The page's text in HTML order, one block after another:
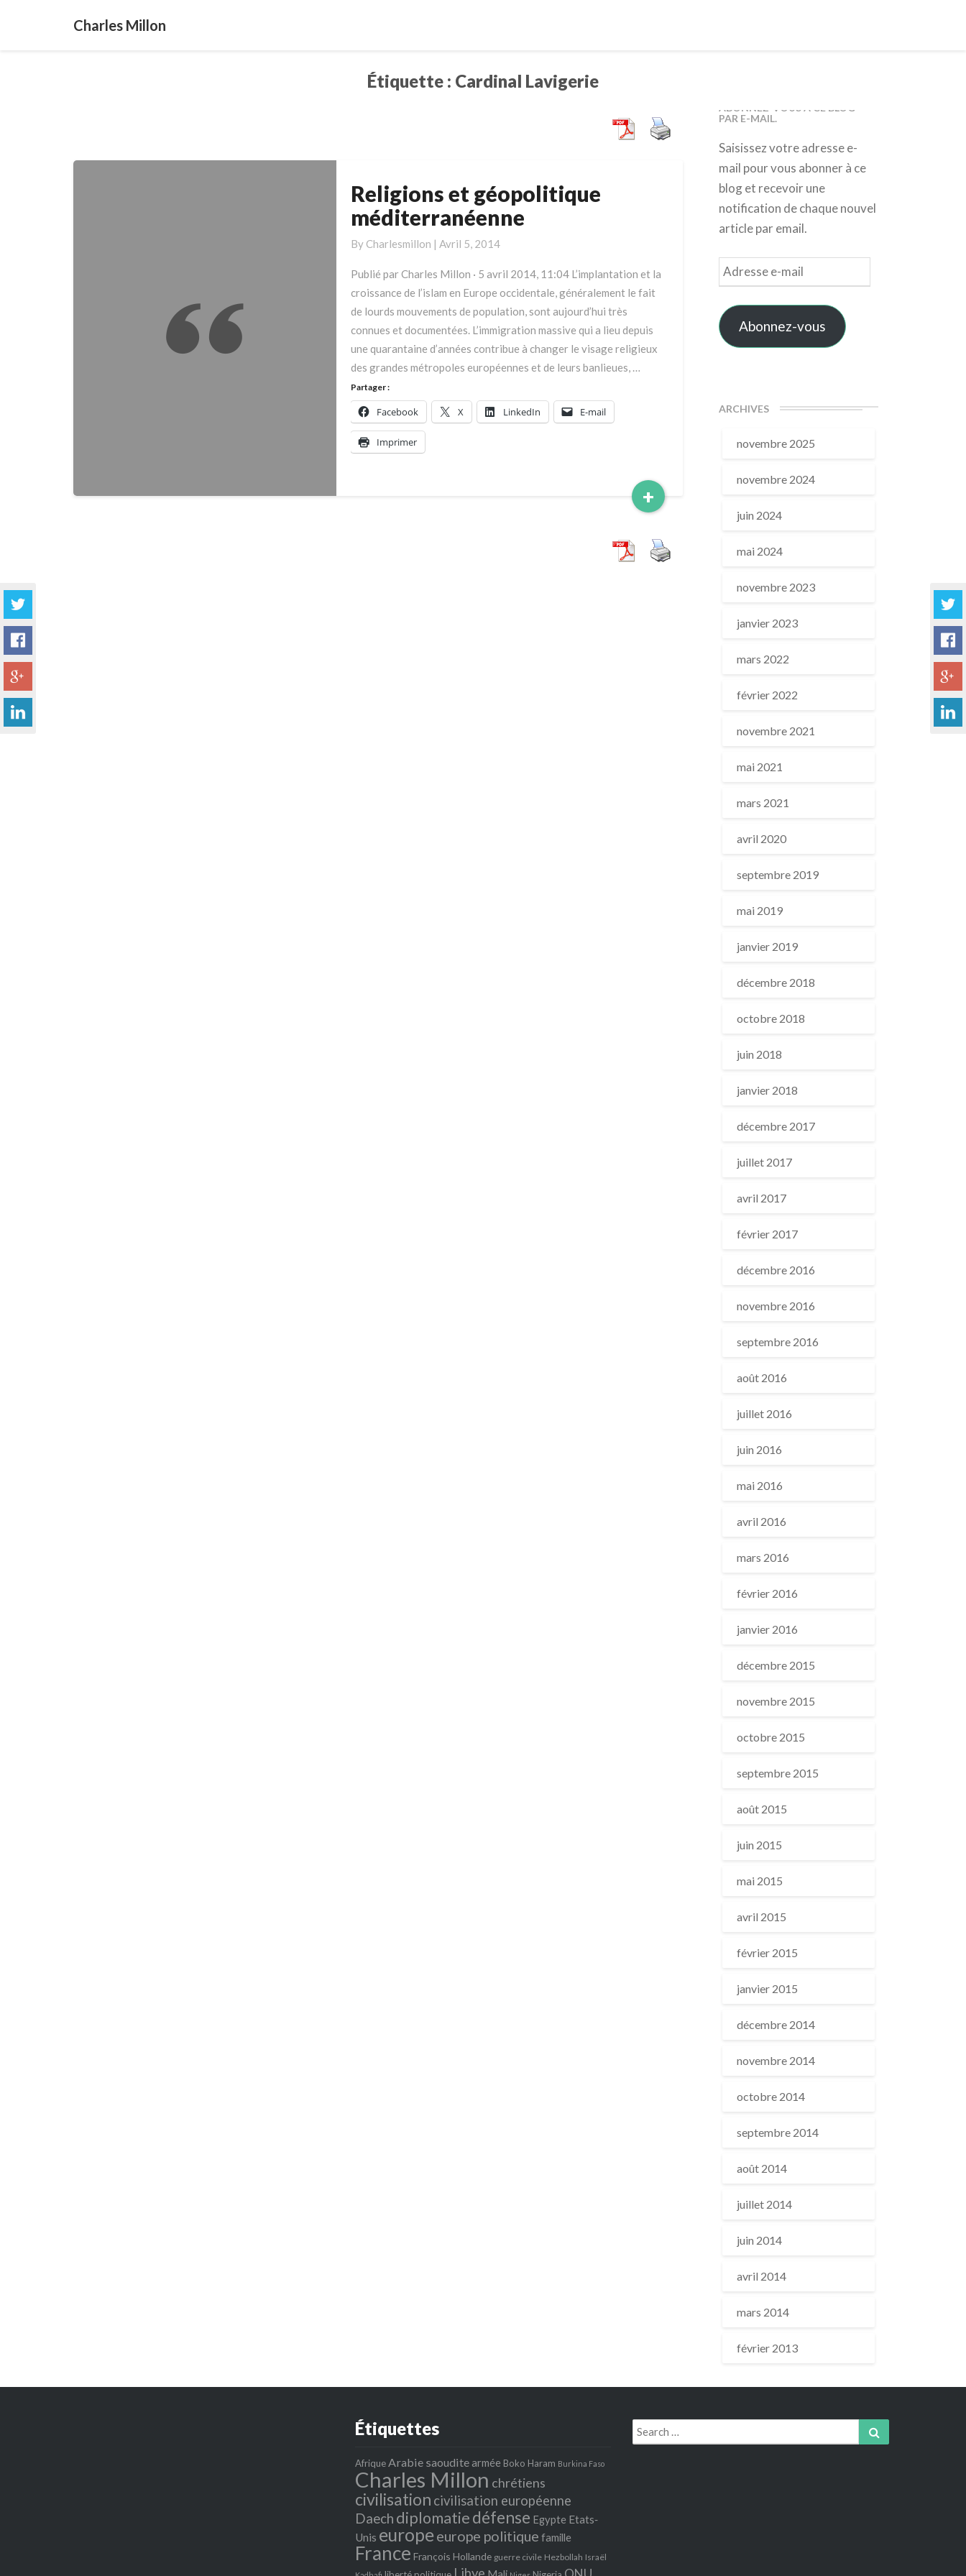
Charles Millon
Étiquette : Cardinal Lavigerie
Religions
géopolitique
méditerranéenne
Religions et géopolitique
méditerranéenne
By Charlesmillon | Avril 5, 2014
Publié par Charles Millon · 5 avril 2014, 11:04 L’implantation et la
croissance de l’islam en Europe occidentale, généralement le fait
de lourds mouvements de population, sont aujourd’hui très
connues et documentées. L’immigration massive qui a lieu depuis
une quarantaine d’années contribue à changer le visage religieux
des grandes métropoles européennes et de leurs banlieues, …
+Read
More
Partager :
Facebook X LinkedIn E-mail
Imprimer
ABONNEZ-VOUS À CE BLOG
PAR E-MAIL.
Saisissez votre adresse e-
mail pour vous abonner à ce
blog et recevoir une
notification de chaque nouvel
article par email.
Adresse
e-
mail
Abonnez-vous
ARCHIVES
novembre 2025
novembre 2024
juin 2024
mai 2024
novembre 2023
janvier 2023
mars 2022
février 2022
novembre 2021
mai 2021
mars 2021
avril 2020
septembre 2019
mai 2019
janvier 2019
décembre 2018
octobre 2018
juin 2018
janvier 2018
décembre 2017
juillet 2017
avril 2017
février 2017
décembre 2016
novembre 2016
septembre 2016
août 2016
juillet 2016
juin 2016
mai 2016
avril 2016
mars 2016
février 2016
janvier 2016
décembre 2015
novembre 2015
octobre 2015
septembre 2015
août 2015
juin 2015
mai 2015
avril 2015
février 2015
janvier 2015
décembre 2014
novembre 2014
octobre 2014
septembre 2014
août 2014
juillet 2014
juin 2014
avril 2014
mars 2014
février 2013
Étiquettes
Afrique Arabie saoudite armée Boko Haram Burkina Faso
Charles Millon chrétiens
civilisation civilisation européenne
Daech diplomatiedéfense Egypte Etats‐
Unis europeeurope politique famille
France François Hollande guerre civile Hezbollah Israël
Search
for: